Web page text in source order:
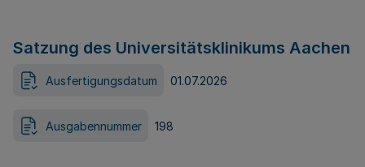
Satzung des Universitätsklinikums Aachen
Ausfertigungsdatum 01.07.2026
Ausgabennummer 198